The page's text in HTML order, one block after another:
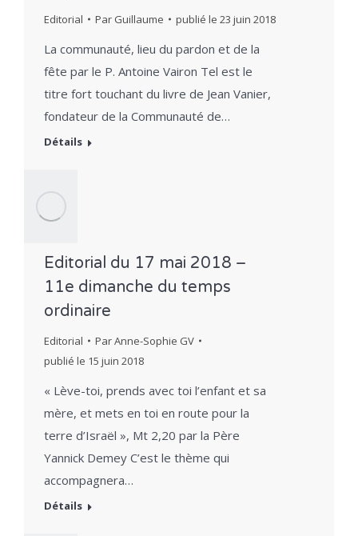
Editorial Par Guillaume publié le 23 juin 2018
La communauté, lieu du pardon et de la
fête par le P. Antoine Vairon Tel est le
titre fort touchant du livre de Jean Vanier,
fondateur de la Communauté de…
Détails
Editorial du 17 mai 2018 –
11e dimanche du temps
ordinaire
Editorial ParAnne-Sophie GV
publié le 15 juin 2018
« Lève-toi, prends avec toi l’enfant et sa
mère, et mets en toi en route pour la
terre d’Israël », Mt 2,20 par la Père
Yannick Demey C’est le thème qui
accompagnera…
Détails